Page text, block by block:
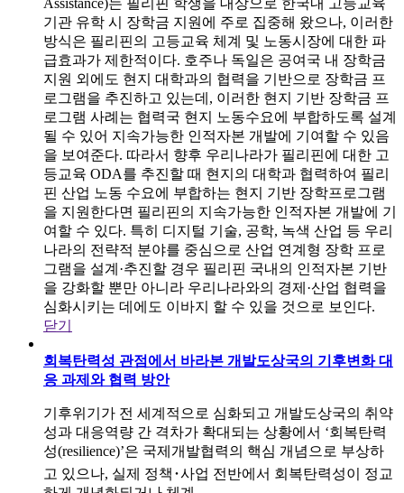
Assistance)는 필리핀 학생을 대상으로 한국내 고등교육
기관 유학 시 장학금 지원에 주로 집중해 왔으나, 이러한
방식은 필리핀의 고등교육 체계 및 노동시장에 대한 파
급효과가 제한적이다. 호주나 독일은 공여국 내 장학금
지원 외에도 현지 대학과의 협력을 기반으로 장학금 프
로그램을 추진하고 있는데, 이러한 현지 기반 장학금 프
로그램 사례는 협력국 현지 노동수요에 부합하도록 설계
될 수 있어 지속가능한 인적자본 개발에 기여할 수 있음
을 보여준다. 따라서 향후 우리나라가 필리핀에 대한 고
등교육 ODA를 추진할 때 현지의 대학과 협력하여 필리
핀 산업 노동 수요에 부합하는 현지 기반 장학프로그램
을 지원한다면 필리핀의 지속가능한 인적자본 개발에 기
여할 수 있다. 특히 디지털 기술, 공학, 녹색 산업 등 우리
나라의 전략적 분야를 중심으로 산업 연계형 장학 프로
그램을 설계·추진할 경우 필리핀 국내의 인적자본 기반
을 강화할 뿐만 아니라 우리나라와의 경제·산업 협력을
심화시키는 데에도 이바지 할 수 있을 것으로 보인다.
닫기
회복탄력성 관점에서 바라본 개발도상국의 기후변화 대
응 과제와 협력 방안
기후위기가 전 세계적으로 심화되고 개발도상국의 취약
성과 대응역량 간 격차가 확대되는 상황에서 ‘회복탄력
성(resilience)’은 국제개발협력의 핵심 개념으로 부상하
고 있으나, 실제 정책･사업 전반에서 회복탄력성이 정교